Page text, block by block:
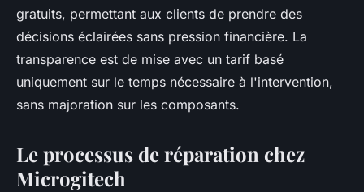
gratuits, permettant aux clients de prendre des
décisions éclairées sans pression financière. La
transparence est de mise avec un tarif basé
uniquement sur le temps nécessaire à l'intervention,
sans majoration sur les composants.
Le processus de réparation chez
Microgitech